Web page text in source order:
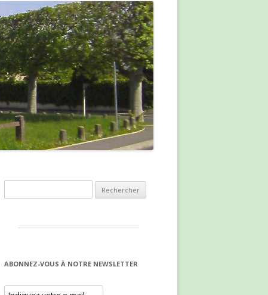
ABONNEZ-VOUS À NOTRE NEWSLETTER